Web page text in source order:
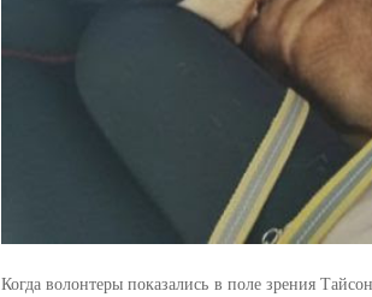
Когда волонтеры показались в поле зрения